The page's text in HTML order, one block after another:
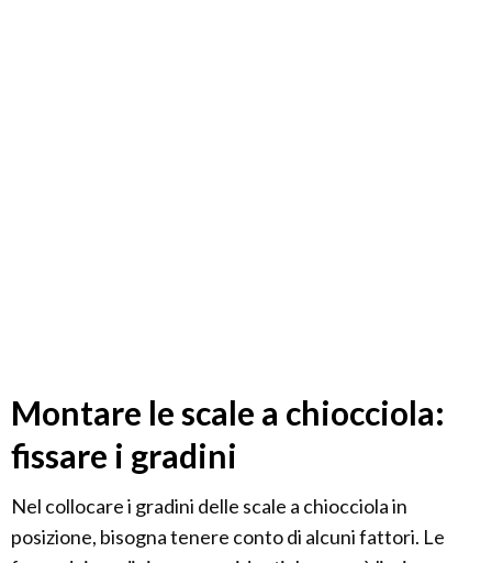
Montare le scale a chiocciola:
fissare i gradini
Nel collocare i gradini delle scale a chiocciola in
posizione, bisogna tenere conto di alcuni fattori. Le